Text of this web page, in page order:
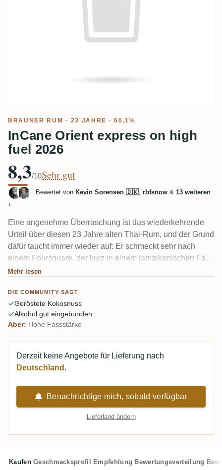
BRAUNER RUM · 23 JAHRE · 60,1%
InCane Orient express on high
fuel 2026
8,3/10Sehr gut
Bewertet von Kevin Sorensen 🇩🇰, rbfsnow & 13 weiteren
↓
Eine angenehme Überraschung ist das wiederkehrende
Urteil über diesen 23 Jahre alten Thai-Rum, und der Grund
dafür taucht immer wieder auf: Er schmeckt sehr nach
einem Foursquare, der kurz in einem jamaikanischen Fass
lag. Dunkle Schokolade mit Meersalz, geröstete
Gewürzpalette — Zimt, Muskatnuss, Piment. Bei 60,1 % ist
der Alkohol gut eingebunden, und der Abgang ist lang.
Mehr lesen
DIE COMMUNITY SAGT
Geröstete Kokosnuss
Alkohol gut eingebunden
Aber: Hohe Fassstärke
Derzeit keine Angebote für Lieferung nach
Deutschland .
Benachrichtige mich, sobald verfügbar
Lieferland ändern
Kaufen Geschmacksprofil Empfehlung Bewertungsverteilung